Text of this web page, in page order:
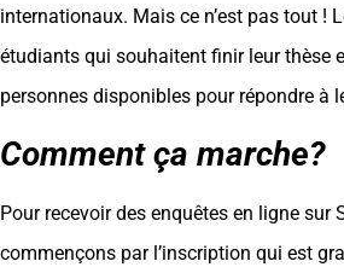
internationaux. Mais ce n’est pas tout !
étudiants qui souhaitent finir leur thèse
personnes disponibles pour répondre à
Comment ça marche?
Pour recevoir des enquêtes en ligne sur
commençons par l’inscription qui est